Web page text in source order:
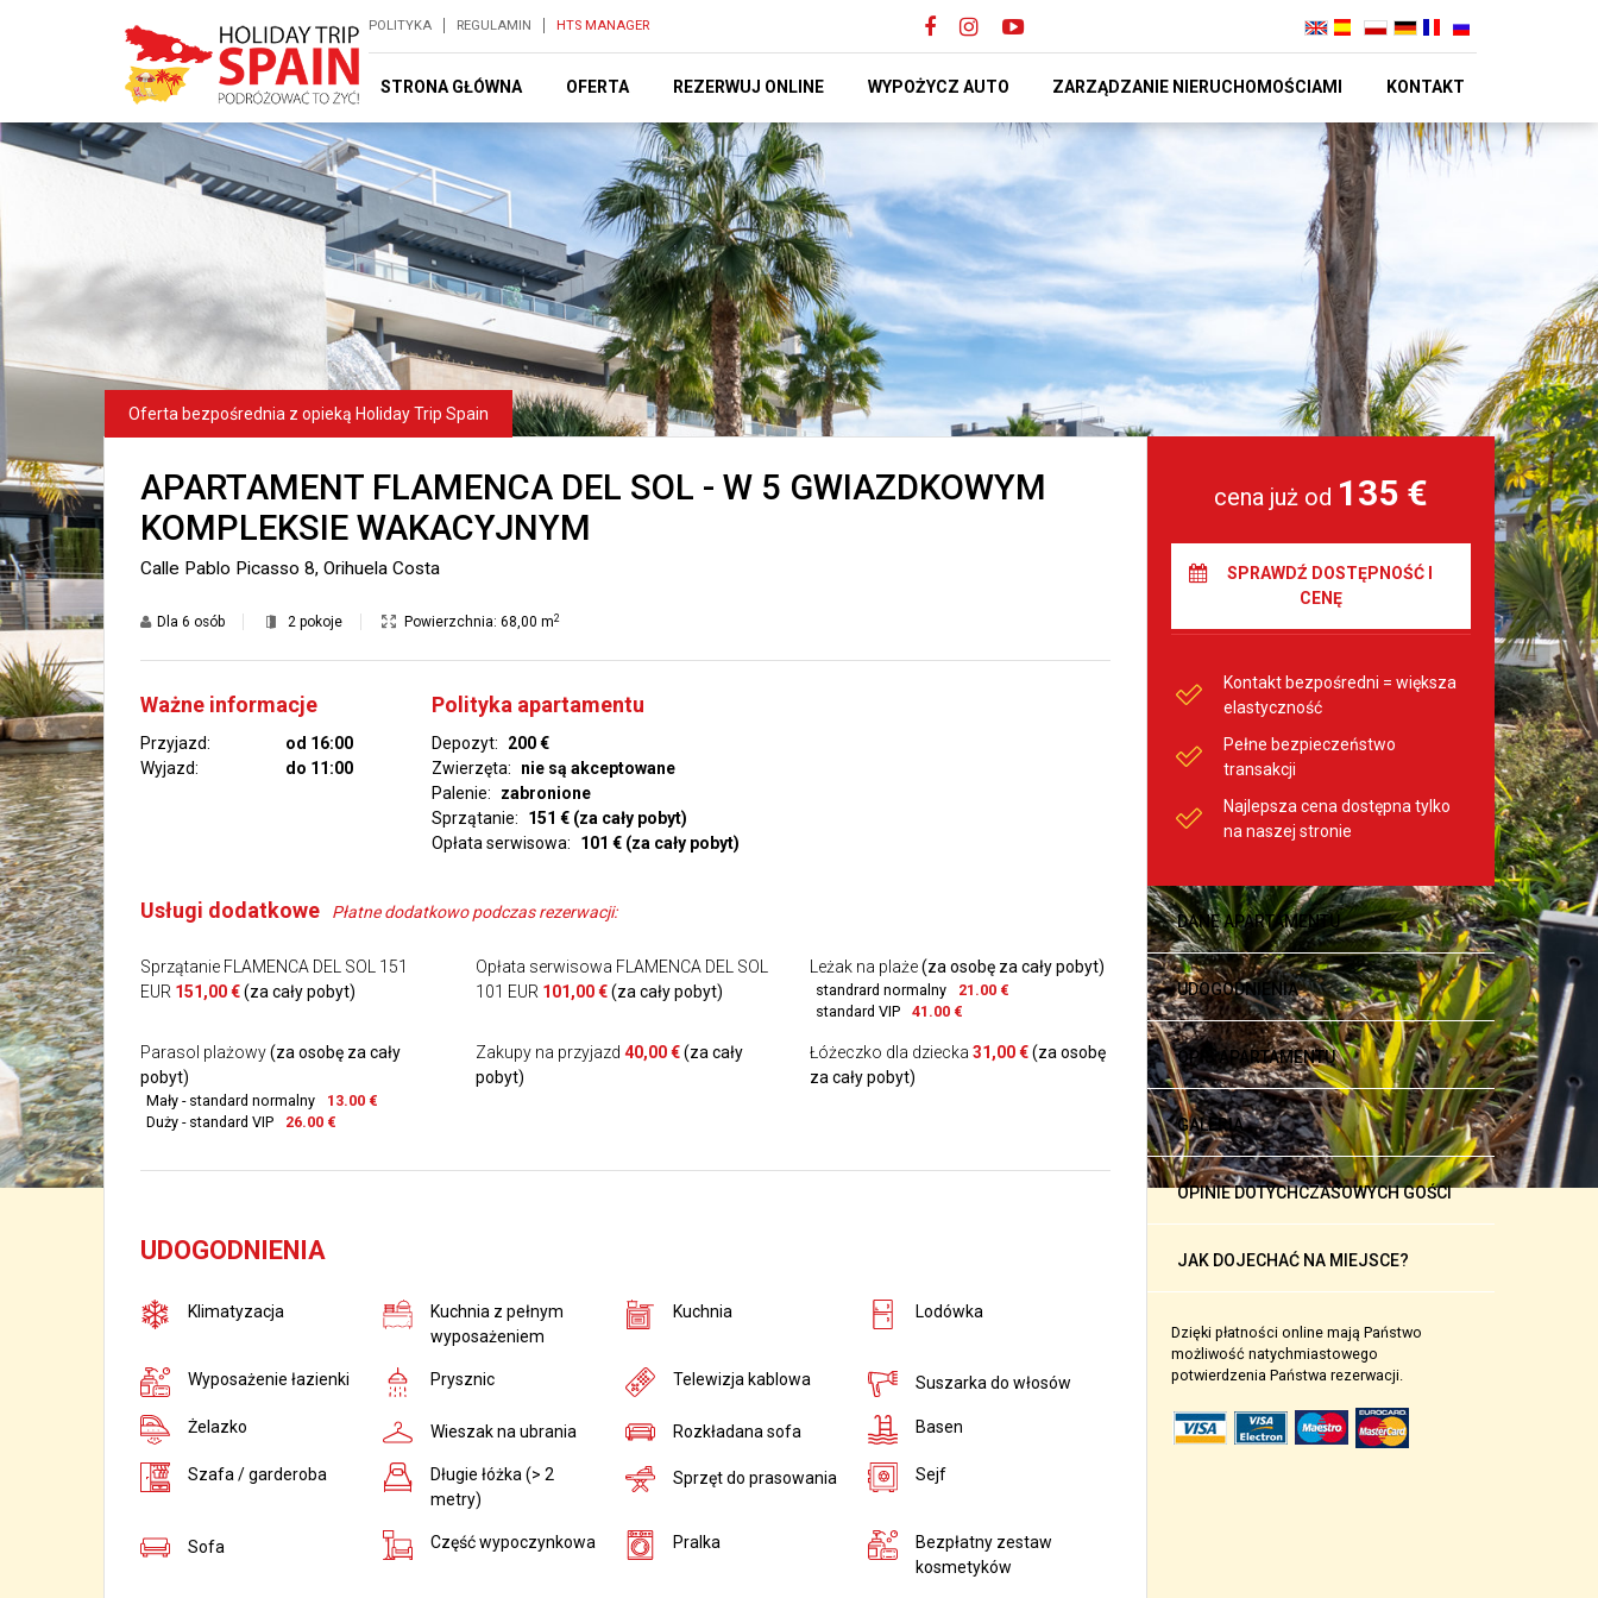
POLITYKA REGULAMIN HTS MANAGER
STRONA GŁÓWNA OFERTA REZERWUJ ONLINE WYPOŻYCZ AUTO ZARZĄDZANIE NIERUCHOMOŚCIAMI KONTAKT
APARTAMENT FLAMENCA DEL SOL - W 5 GWIAZDKOWYM
KOMPLEKSIE WAKACYJNYM
Calle Pablo Picasso 8, Orihuela Costa
Dla 6 osób 2 pokoje Powierzchnia:68,00 m2
Ważne informacje
Przyjazd:
od 16:00
Wyjazd:
do 11:00
Polityka apartamentu
Depozyt:
200 €
Zwierzęta:
nie są akceptowane
Palenie:
zabronione
Sprzątanie:
151 € (za cały pobyt)
Opłata serwisowa:
101 € (za cały pobyt)
Usługi dodatkowe Płatne dodatkowo podczas rezerwacji:
Sprzątanie FLAMENCA DEL SOL 151
EUR 151,00 €(za cały pobyt)
Opłata serwisowa FLAMENCA DEL SOL
101 EUR 101,00 €(za cały pobyt)
Leżak na plaże(za osobę za cały pobyt)
standrard normalny
21.00 €
standard VIP
41.00 €
Parasol plażowy(za osobę za cały
pobyt)
Mały - standard normalny
13.00 €
Duży - standard VIP
26.00 €
Zakupy na przyjazd 40,00 €(za cały
pobyt)
Łóżeczko dla dziecka 31,00 €(za osobę
za cały pobyt)
UDOGODNIENIA
Klimatyzacja
Kuchnia z pełnym
wyposażeniem
Kuchnia Lodówka
Wyposażenie łazienki Prysznic Telewizja kablowa Suszarka do włosów
Żelazko Wieszak na ubrania Rozkładana sofa Basen
Szafa / garderoba
Długie łóżka (> 2
metry)
Sprzęt do prasowania Sejf
Sofa Część wypoczynkowa Pralka
Bezpłatny zestaw
kosmetyków
cena już od 135 €
SPRAWDŹ DOSTĘPNOŚĆ I
CENĘ
Kontakt bezpośredni = większa
elastyczność
Pełne bezpieczeństwo
transakcji
Najlepsza cena dostępna tylko
na naszej stronie
DANE APARTAMENTU
UDOGODNIENIA
OPIS APARTAMENTU
GALERIA
OPINIE DOTYCHCZASOWYCH GOŚCI
JAK DOJECHAĆ NA MIEJSCE?
Dzięki płatności online mają Państwo
możliwość natychmiastowego
potwierdzenia Państwa rezerwacji.